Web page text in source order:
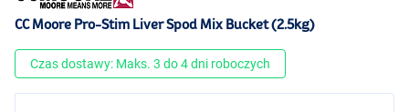
CC Moore Pro-Stim Liver Spod Mix Bucket (2.5kg)
Czas dostawy: Maks. 3 do 4 dni roboczych